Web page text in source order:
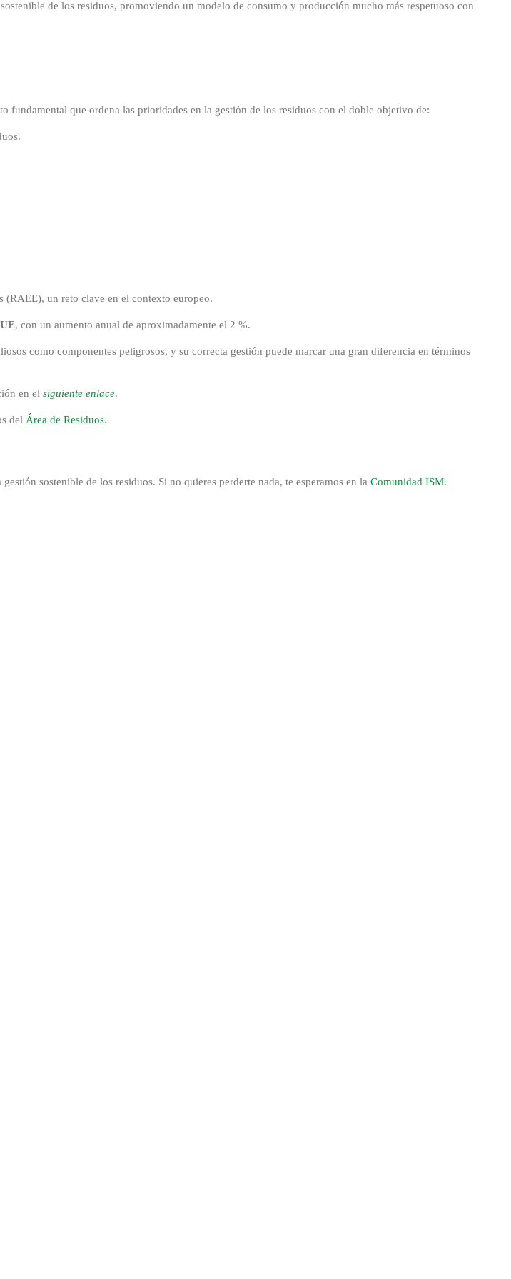
de los residuos, promoviendo un modelo de consumo y producción mucho más respetuoso con
fundamental que ordena las prioridades en la gestión de los residuos con el doble objetivo de:
(RAEE), un reto clave en el contexto europeo.
, con un aumento anual de aproximadamente el 2 %.
como componentes peligrosos, y su correcta gestión puede marcar una gran diferencia en términos
en el siguiente enlace.
del Área de Residuos.
sostenible de los residuos. Si no quieres perderte nada, te esperamos en la Comunidad ISM.